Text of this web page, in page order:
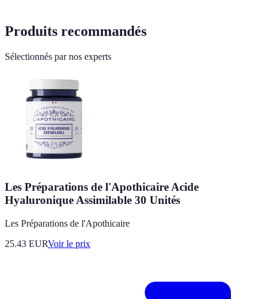
Produits recommandés
Sélectionnés par nos experts
Les Préparations de l'Apothicaire Acide
Hyaluronique Assimilable 30 Unités
Les Préparations de l'Apothicaire
25.43 EURVoir le prix